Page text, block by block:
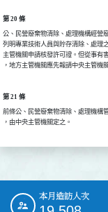
第 20 條
公、民營廢棄物清除、處理機構經營
列明專業技術人員與貯存清除、處理
主管機關申請核發許可證。但從事有
第 21 條
前條公、民營廢棄物清除、處理機構
::: 本月造訪人次